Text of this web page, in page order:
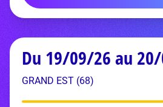
Du 19/09/26 au
GRAND EST (68)